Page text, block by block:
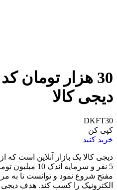
30 هزار تومان
دیجی کالا
DKFT30
کپی کن
خرید کنید
5 نفر و سرمایه
مفتح شروع نمود و توانست تا به
الکترونیک را کسب کند. هدف دیجی